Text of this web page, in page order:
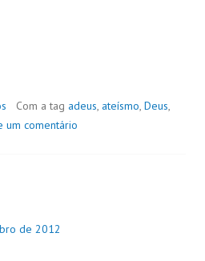
Com a tag adeus, ateísmo, Deus,
um comentário
de 2012